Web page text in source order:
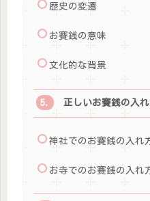
歴史の変遷
お賽銭の意味
文化的な背景
正しいお賽銭の入
神社でのお賽銭の入れ
お寺でのお賽銭の入れ